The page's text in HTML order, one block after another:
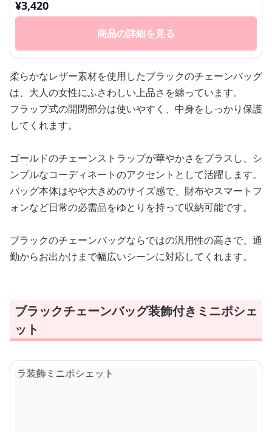
¥3,420
商品の詳細を見る
柔らかなレザー素材を使用したブラックのチェーンバッグ
は、大人の女性にふさわしい上品さを纏っています。
フラップ式の開閉部分は使いやすく、中身をしっかり保護
してくれます。
ゴールドのチェーンストラップが華やかさをプラスし、シ
ンプルなコーディネートのアクセントとして活躍します。
バッグ本体はやや大きめのサイズ感で、財布やスマートフ
ォンなど日常の必需品をゆとりを持って収納可能です。
ブラックのチェーンバッグならではの汎用性の高さで、通
勤からお出かけまで幅広いシーンに対応してくれます。
ブラックチェーンバッグ装飾付きミニポシェ
ット